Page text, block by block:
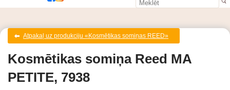
Atpakaļ uz produkciju «Kosmētikas somiņas REED»
Kosmētikas somiņa Reed MA
PETITE, 7938